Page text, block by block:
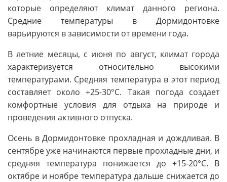
которые определяют климат данного региона.
Средние температуры в Дормидонтовке
варьируются в зависимости от времени года.
В летние месяцы, с июня по август, климат города
характеризуется относительно высокими
температурами. Средняя температура в этот период
составляет около +25-30°C. Такая погода создает
комфортные условия для отдыха на природе и
проведения активного отпуска.
Осень в Дормидонтовке прохладная и дождливая. В
сентябре уже начинаются первые прохладные дни, и
средняя температура понижается до +15-20°C. В
октябре и ноябре температура дальше снижается до